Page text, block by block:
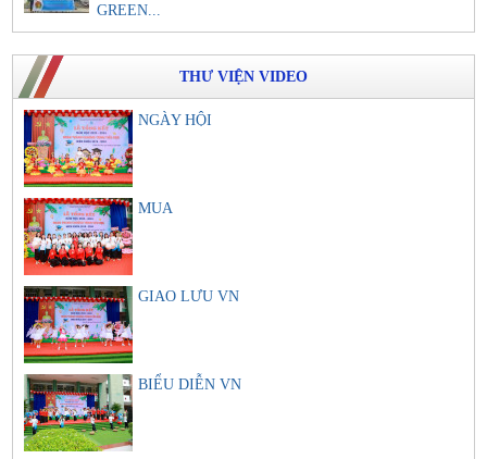
GREEN...
THƯ VIỆN VIDEO
NGÀY HỘI
MUA
GIAO LƯU VN
BIỂU DIỄN VN